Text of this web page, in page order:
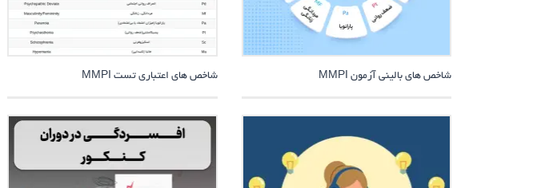
شاخص های بالینی آزمون MMPI شاخص های اعتباری تست MMPI